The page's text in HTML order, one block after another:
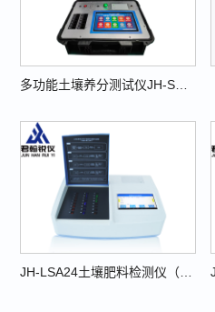
多功能土壤养分测试仪JH-SNT12
JH-LSA24土壤肥料检测仪（Lab Soil Analysis 系列）